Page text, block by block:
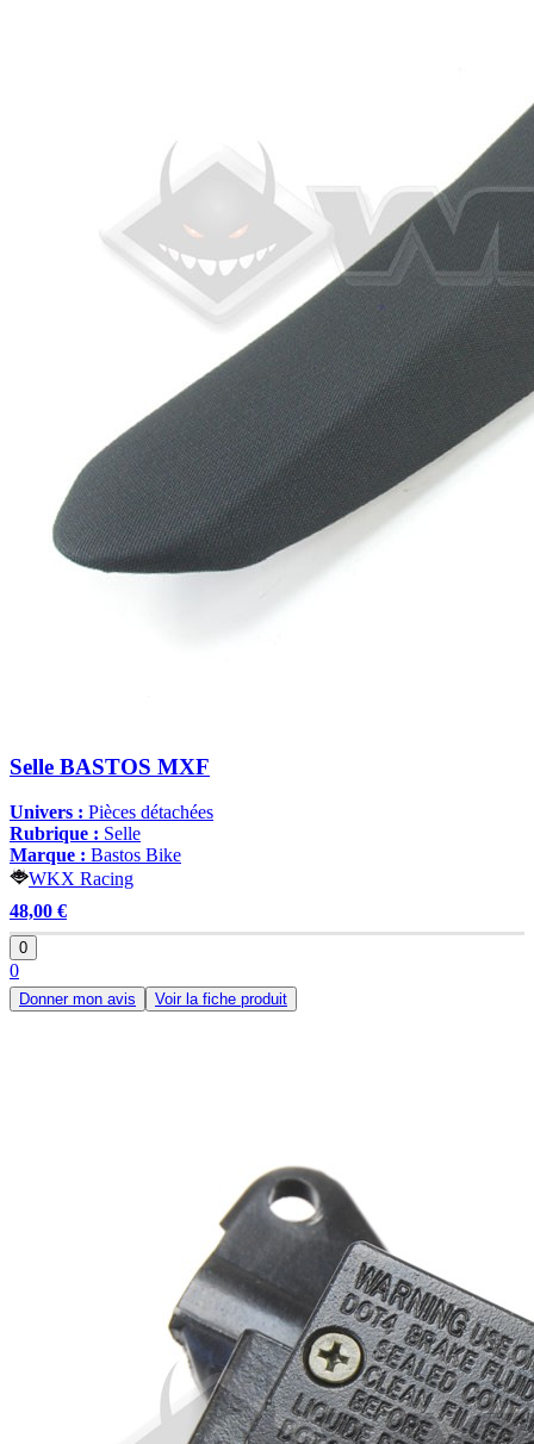
Selle BASTOS MXF
Univers : Pièces détachées
Rubrique : Selle
Marque : Bastos Bike
WKX Racing
48,00 €
0
0
Donner mon avis Voir la fiche produit